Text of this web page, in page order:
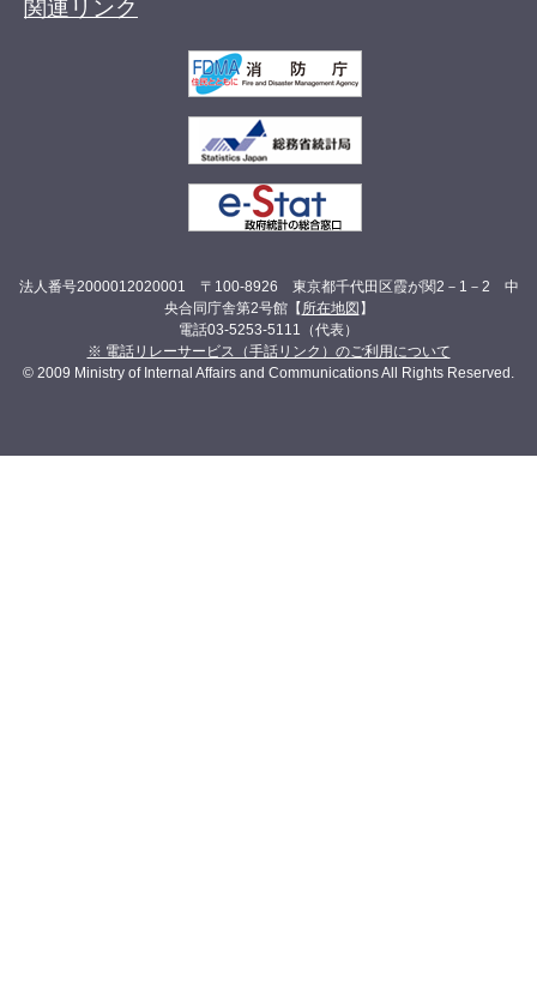
関連リンク
法人番号2000012020001 〒100-8926 東京都千代田区霞が関2－1－2 中
央合同庁舎第2号館【 所在地図 】
電話03-5253-5111（代表）
※ 電話リレーサービス（手話リンク）のご利用について
© 2009 Ministry of Internal Affairs and Communications All Rights Reserved.